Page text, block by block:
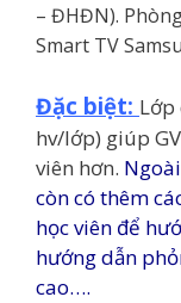
– ĐHĐN).
Smart TV
Đặc biệt: Lớp
hv/lớp) giúp
viên hơn.
còn có thêm
học viên để
hướng dẫn
cao….